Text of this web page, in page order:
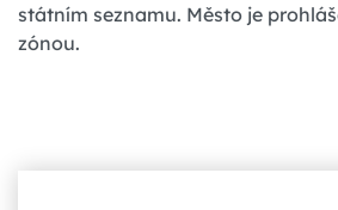
státním seznamu. Město je
zónou.